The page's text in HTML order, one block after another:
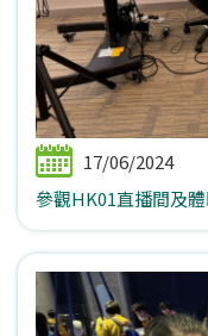
17/06/2024
參觀HK01直播間及